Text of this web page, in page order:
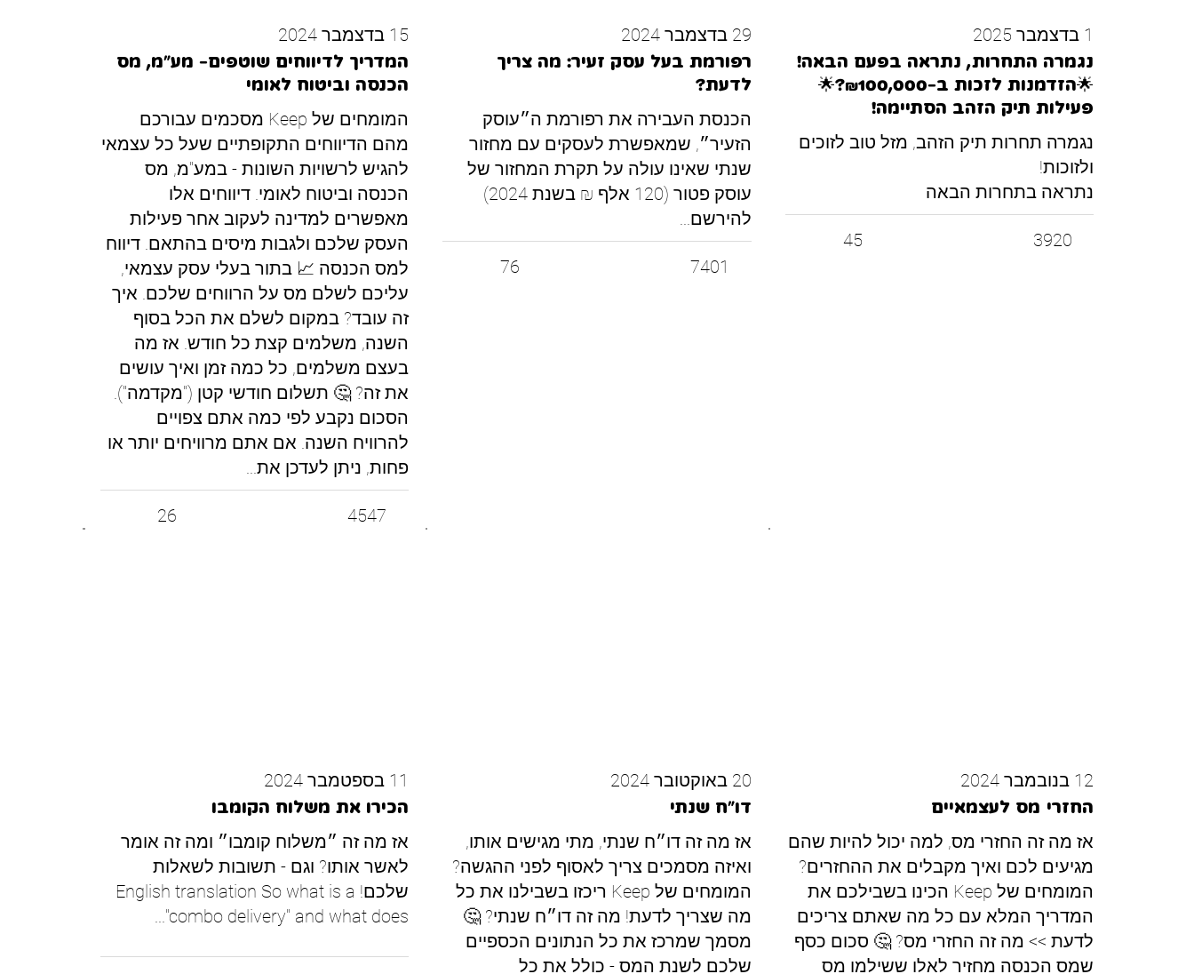
1 בדצמבר 2025
נגמרה התחרות, נתראה בפעם הבאה!
🌟הזדמנות לזכות ב-₪100,000?🌟
פעילות תיק הזהב הסתיימה!
נגמרה תחרות תיק הזהב, מזל טוב לזוכים
ולזוכות!
נתראה בתחרות הבאה
45 3920
29 בדצמבר 2024
רפורמת בעל עסק זעיר: מה צריך
לדעת?
הכנסת העבירה את רפורמת ה״עוסק
הזעיר״, שמאפשרת לעסקים עם מחזור
שנתי שאינו עולה על תקרת המחזור של
עוסק פטור (120 אלף ₪ בשנת 2024)
להירשם...
76 7401
15 בדצמבר 2024
המדריך לדיווחים שוטפים- מע"מ, מס
הכנסה וביטוח לאומי
המומחים של Keep מסכמים עבורכם
מהם הדיווחים התקופתיים שעל כל עצמאי
להגיש לרשויות השונות - במע"מ, מס
הכנסה וביטוח לאומי. דיווחים אלו
מאפשרים למדינה לעקוב אחר פעילות
העסק שלכם ולגבות מיסים בהתאם. דיווח
למס הכנסה 📈 בתור בעלי עסק עצמאי,
עליכם לשלם מס על הרווחים שלכם. איך
זה עובד? במקום לשלם את הכל בסוף
השנה, משלמים קצת כל חודש. אז מה
בעצם משלמים, כל כמה זמן ואיך עושים
את זה? 🤔 תשלום חודשי קטן ("מקדמה").
הסכום נקבע לפי כמה אתם צפויים
להרוויח השנה. אם אתם מרוויחים יותר או
פחות, ניתן לעדכן את...
26 4547
12 בנובמבר 2024
החזרי מס לעצמאיים
אז מה זה החזרי מס, למה יכול להיות שהם
מגיעים לכם ואיך מקבלים את ההחזרים?
המומחים של Keep הכינו בשבילכם את
המדריך המלא עם כל מה שאתם צריכים
לדעת >> מה זה החזרי מס? 🤔 סכום כסף
שמס הכנסה מחזיר לאלו ששילמו מס
20 באוקטובר 2024
דו״ח שנתי
אז מה זה דו״ח שנתי, מתי מגישים אותו,
ואיזה מסמכים צריך לאסוף לפני ההגשה?
המומחים של Keep ריכזו בשבילנו את כל
מה שצריך לדעת! מה זה דו״ח שנתי? 🤔
מסמך שמרכז את כל הנתונים הכספיים
שלכם לשנת המס - כולל את כל
11 בספטמבר 2024
הכירו את משלוח הקומבו
אז מה זה ״משלוח קומבו״ ומה זה אומר
לאשר אותו? וגם - תשובות לשאלות
שלכם! English translation So what is a
"combo delivery" and what does...